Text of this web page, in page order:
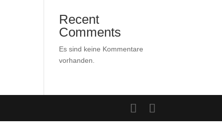
Recent
Comments
Es sind keine Kommentare
vorhanden.